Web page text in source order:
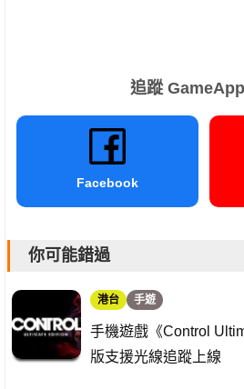
追蹤
Facebook
你可能錯過
港台 手遊
手機遊戲《Control
版支援光線追蹤上線